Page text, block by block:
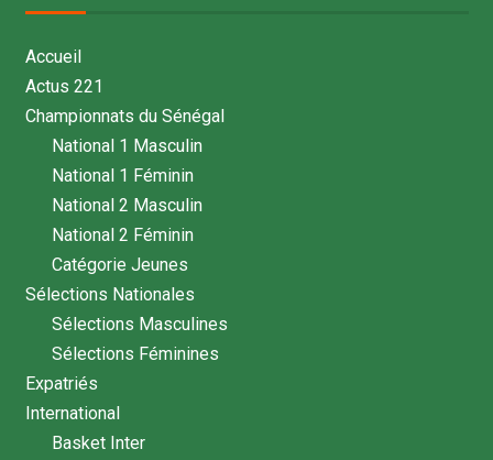
Accueil
Actus 221
Championnats du Sénégal
National 1 Masculin
National 1 Féminin
National 2 Masculin
National 2 Féminin
Catégorie Jeunes
Sélections Nationales
Sélections Masculines
Sélections Féminines
Expatriés
International
Basket Inter